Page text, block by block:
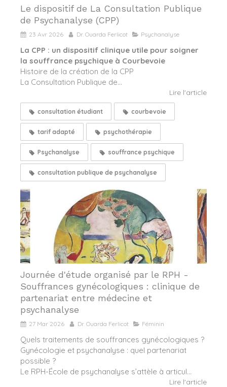
Le dispositif de La Consultation Publique
de Psychanalyse (CPP)
23 Avr 2026 Dr. Ouarda Ferlicot Psychanalyse
La CPP : un dispositif clinique utile pour soigner
la souffrance psychique à Courbevoie
Histoire de la création de la CPP
La Consultation Publique de...
Lire l'article
consultation étudiant courbevoie
tarif adapté psychothérapie
Psychanalyse souffrance psychique
consultation publique de psychanalyse
Journée d'étude organisé par le RPH -
Souffrances gynécologiques : clinique de
partenariat entre médecine et
psychanalyse
27 Mar 2026 Dr. Ouarda Ferlicot Féminin
Quels traitements de souffrances gynécologiques ?
Gynécologie et psychanalyse : quel partenariat
possible ?
Le RPH-École de psychanalyse s’attèle à articul...
Lire l'article